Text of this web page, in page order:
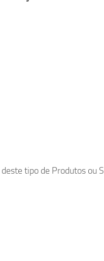
tipo de Produtos ou